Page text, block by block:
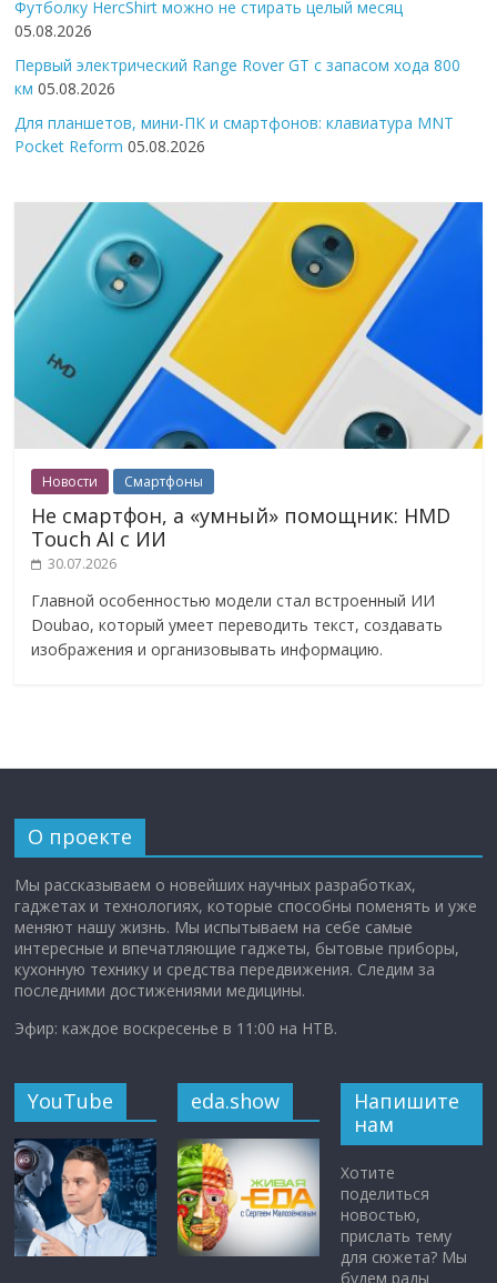
Футболку HercShirt можно не стирать целый месяц
05.08.2026
Первый электрический Range Rover GT с запасом хода 800
км 05.08.2026
Для планшетов, мини-ПК и смартфонов: клавиатура MNT
Pocket Reform 05.08.2026
Новости Смартфоны
Не смартфон, а «умный» помощник: HMD
Touch AI с ИИ
30.07.2026
Главной особенностью модели стал встроенный ИИ
Doubao, который умеет переводить текст, создавать
изображения и организовывать информацию.
О проекте
Мы рассказываем о новейших научных разработках,
гаджетах и технологиях, которые способны поменять и уже
меняют нашу жизнь. Мы испытываем на себе самые
интересные и впечатляющие гаджеты, бытовые приборы,
кухонную технику и средства передвижения. Следим за
последними достижениями медицины.
Эфир: каждое воскресенье в 11:00 на НТВ.
YouTube eda.show
Напишите
нам
Хотите
поделиться
новостью,
прислать тему
для сюжета? Мы
будем рады